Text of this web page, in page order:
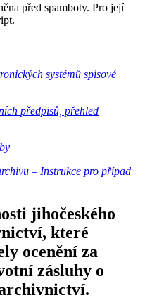
před spamboty. Pro její
systémů spisové
předpisů, přehled
– Instrukce pro případ
jihočeského
které
ocenění za
zásluhy o